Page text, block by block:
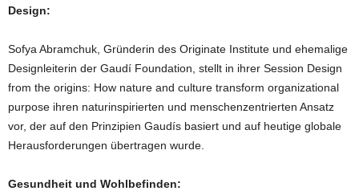
Design:
Sofya Abramchuk, Gründerin des Originate Institute und ehemalige
Designleiterin der Gaudí Foundation, stellt in ihrer Session Design
from the origins: How nature and culture transform organizational
purpose ihren naturinspirierten und menschenzentrierten Ansatz
vor, der auf den Prinzipien Gaudís basiert und auf heutige globale
Herausforderungen übertragen wurde.
Gesundheit und Wohlbefinden: